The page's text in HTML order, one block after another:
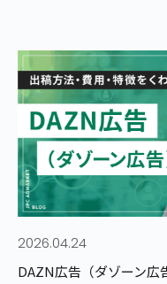
その他Web広
2026.04.24
DAZN広告（ダゾーン広